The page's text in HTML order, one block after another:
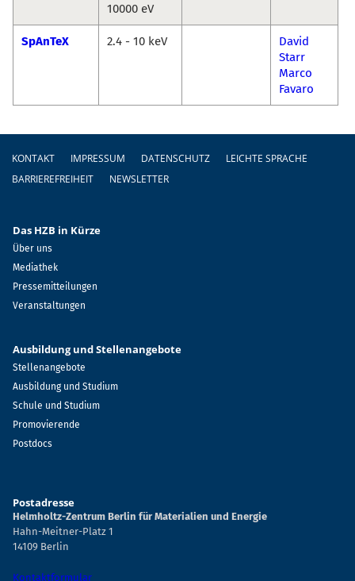
10000 eV
SpAnTeX 2.4 - 10 keV
David
Starr
Marco
Favaro
Fußzeile
KONTAKT IMPRESSUM DATENSCHUTZ
LEICHTE SPRACHE
BARRIEREFREIHEIT
NEWSLETTER
Das HZB in Kürze
Über uns
Mediathek
Pressemitteilungen
Veranstaltungen
Ausbildung und Stellenangebote
Stellenangebote
Ausbildung und Studium
Schule und Studium
Promovierende
Postdocs
Postadresse
Helmholtz-Zentrum Berlin für Materialien und Energie
Hahn-Meitner-Platz 1
14109 Berlin
Kontaktformular